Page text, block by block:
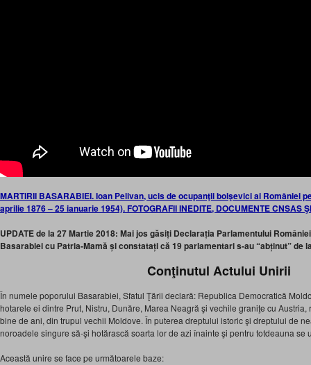
MARTIRII BASARABIEI. Ioan Pelivan, ucis de ocupanţii bolşevici ai României
aprilie 1876 – 25 ianuarie 1954). FOTOGRAFII INEDITE, DOCUMENTE CNSAS
UPDATE de la 27 Martie 2018: Mai jos găsiți Declarația Parlamentului
Basarabiei cu Patria-Mamă și constatați că 19 parlamentari s-au “abținut” de
Conţinutul Actului Unirii
În numele poporului Basarabiei, Sfatul Ţării declară: Republica Democratică
hotarele ei dintre Prut, Nistru, Dunăre, Marea Neagră şi vechile graniţe cu
bine de ani, din trupul vechii Moldove. În puterea dreptului istoric şi dreptului de
noroadele singure să-şi hotărască soarta lor de azi înainte şi pentru totdeauna se
Această unire se face pe următoarele baze: